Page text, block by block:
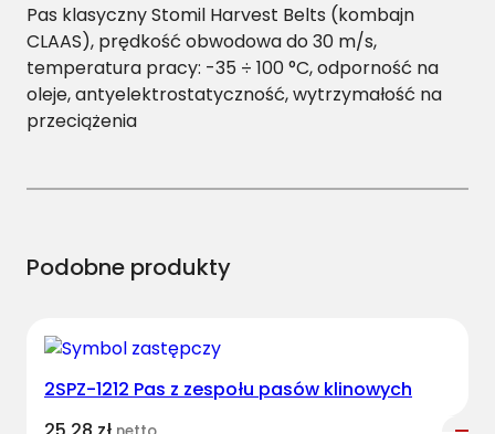
-
4
1
2
5
a
Pas klasyczny Stomil Harvest Belts (kombajn
CLAAS), prędkość obwodowa do 30 m/s,
temperatura pracy: -35 ÷ 100 °C, odporność na
oleje, antyelektrostatyczność, wytrzymałość na
przeciążenia
Podobne produkty
2SPZ-1212 Pas z zespołu pasów klinowych